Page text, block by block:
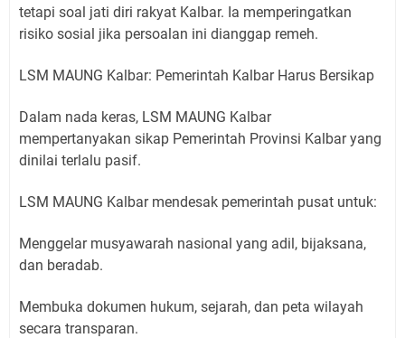
tetapi soal jati diri rakyat Kalbar. Ia memperingatkan
risiko sosial jika persoalan ini dianggap remeh.
LSM MAUNG Kalbar: Pemerintah Kalbar Harus Bersikap
Dalam nada keras, LSM MAUNG Kalbar
mempertanyakan sikap Pemerintah Provinsi Kalbar yang
dinilai terlalu pasif.
LSM MAUNG Kalbar mendesak pemerintah pusat untuk:
Menggelar musyawarah nasional yang adil, bijaksana,
dan beradab.
Membuka dokumen hukum, sejarah, dan peta wilayah
secara transparan.